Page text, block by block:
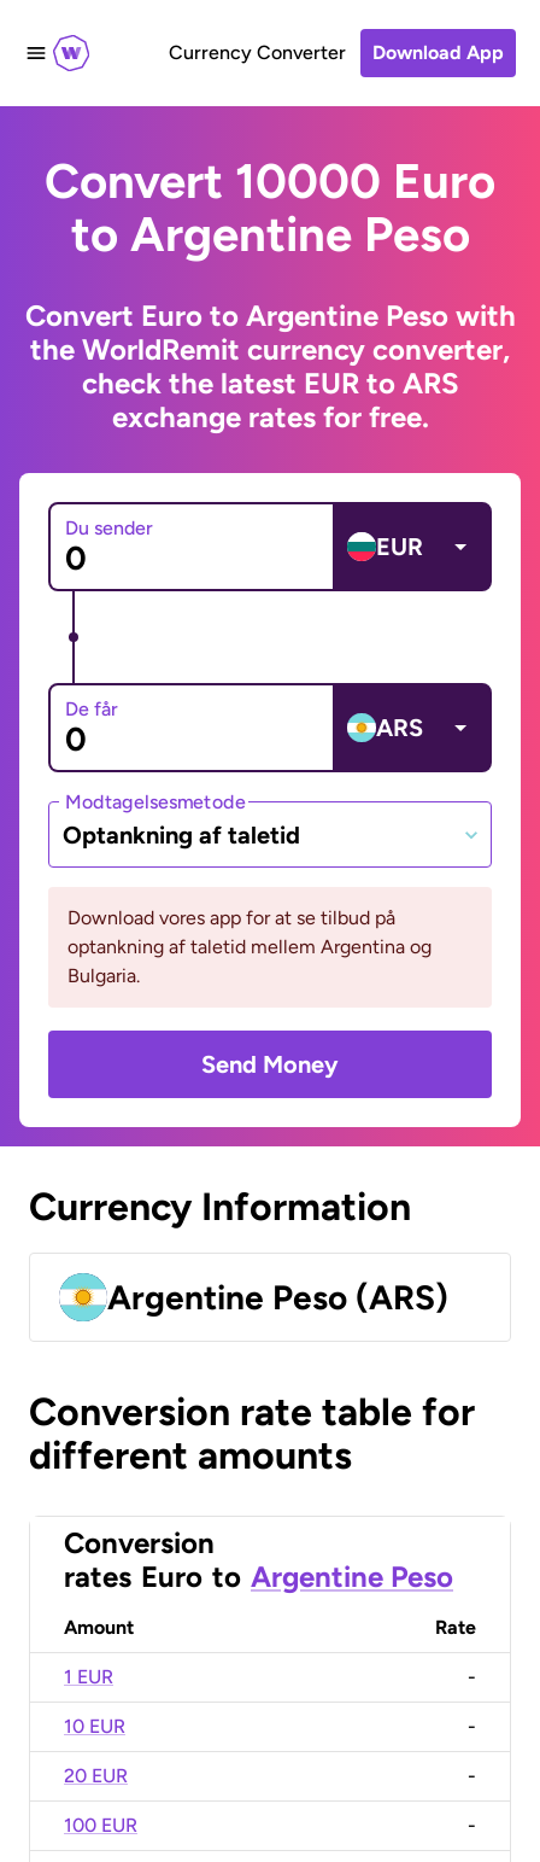
Currency Converter Download App
Convert 10000 Euro
to Argentine Peso
Convert Euro to Argentine Peso with
the WorldRemit currency converter,
check the latest EUR to ARS
exchange rates for free.
Du sender
EUR
De får
ARS
Modtagelsesmetode
Optankning af taletid
Download vores app for at se tilbud på
optankning af taletid mellem Argentina og
Bulgaria.
Send Money
Currency Information
Argentine Peso (ARS)
Conversion rate table for
different amounts
Conversion
rates Euro to Argentine Peso
Amount Rate
1 EUR -
10 EUR -
20 EUR -
100 EUR -